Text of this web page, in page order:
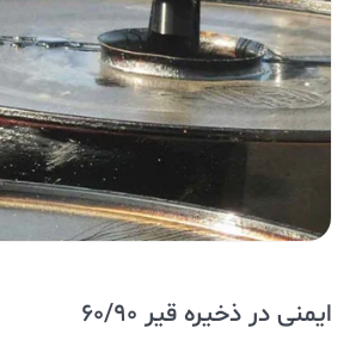
ایمنی در ذخیره قیر 60/90